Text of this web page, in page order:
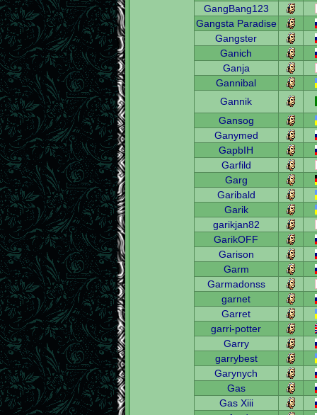
GangBang123
Gangsta Paradise
Gangster
Ganich
Ganja
Gannibal
Gannik
Gansog
Ganymed
GapbIH
Garfild
Garg
Garibald
Garik
garikjan82
GarikOFF
Garison
Garm
Garmadonss
garnet
Garret
garri-potter
Garry
garrybest
Garynych
Gas
Gas Xiii